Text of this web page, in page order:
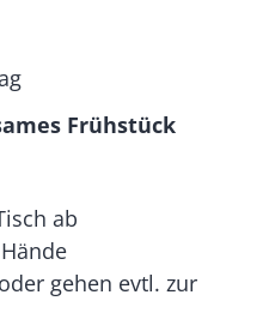
Frühstück
ab
gehen evtl. zur